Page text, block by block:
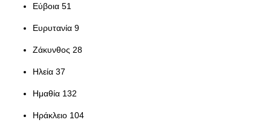
Εύβοια 51
Ευρυτανία 9
Ζάκυνθος 28
Ηλεία 37
Ημαθία 132
Ηράκλειο 104